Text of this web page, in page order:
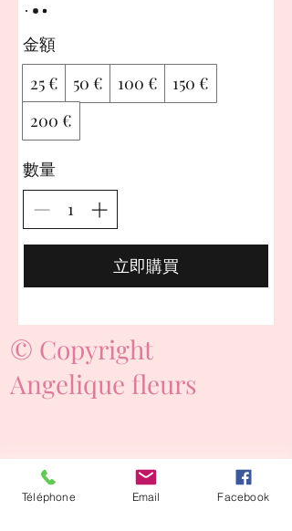
金額
25 €
50 € 100 €
150 €
200 €
數量
立即購買
© Copyright
Angelique fleurs
Téléphone Email Facebook